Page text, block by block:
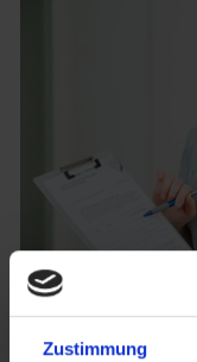
Zustimmung